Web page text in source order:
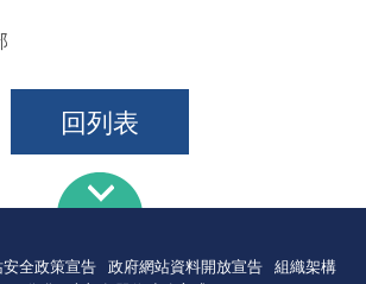
回列表
安全政策宣告 政府網站資料開放宣告
組織架構